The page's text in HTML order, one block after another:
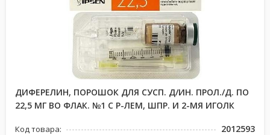
ДИФЕРЕЛИН, ПОРОШОК ДЛЯ СУСП. Д/ИН. ПРОЛ./Д. ПО
22,5 МГ ВО ФЛАК. №1 С Р-ЛЕМ, ШПР. И 2-МЯ ИГОЛК
Код товара: 2012593